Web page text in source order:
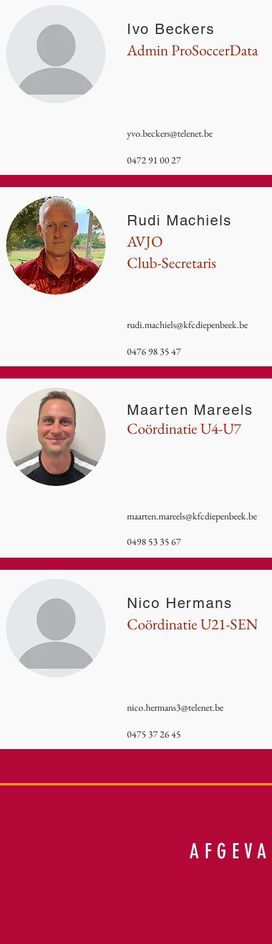
Ivo Beckers
Admin ProSoccerData
yvo.beckers@telenet.be
0472 91 00 27
Rudi Machiels
AVJO
Club-Secretaris
rudi.machiels@kfcdiepenbeek.be
0476 98 35 47
Maarten Mareels
Coördinatie U4-U7
maarten.mareels@kfcdiepenbeek.be
0498 53 35 67
Nico Hermans
Coördinatie U21-SEN
nico.hermans3@telenet.be
0475 37 26 45